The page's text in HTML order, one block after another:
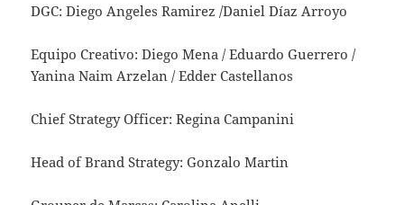
DGC: Diego Angeles Ramirez /Daniel Díaz Arroyo
Equipo Creativo: Diego Mena / Eduardo Guerrero /
Yanina Naim Arzelan / Edder Castellanos
Chief Strategy Officer: Regina Campanini
Head of Brand Strategy: Gonzalo Martin